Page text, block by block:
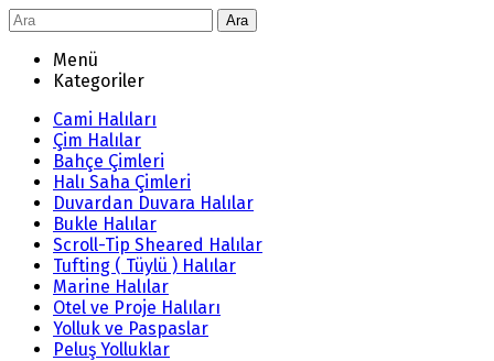
Ara
Menü
Kategoriler
Cami Halıları
Çim Halılar
Bahçe Çimleri
Halı Saha Çimleri
Duvardan Duvara Halılar
Bukle Halılar
Scroll-Tip Sheared Halılar
Tufting ( Tüylü ) Halılar
Marine Halılar
Otel ve Proje Halıları
Yolluk ve Paspaslar
Peluş Yolluklar